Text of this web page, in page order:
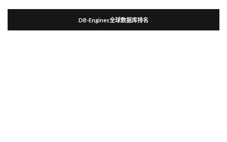
DB-Engines全球数据库排名